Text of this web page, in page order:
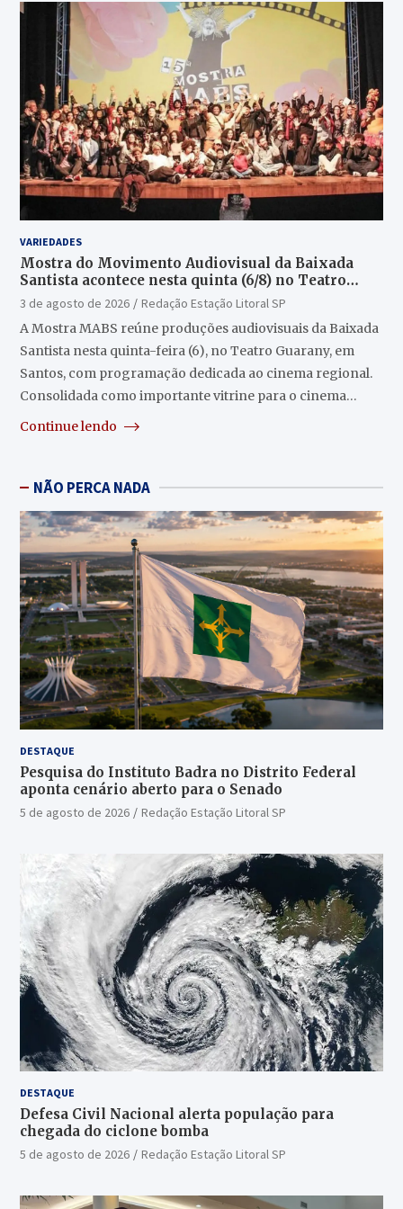
VARIEDADES
Mostra do Movimento Audiovisual da Baixada
Santista acontece nesta quinta (6/8) no Teatro
Guarany
3 de agosto de 2026
Redação Estação Litoral SP
A Mostra MABS reúne produções audiovisuais da Baixada
Santista nesta quinta-feira (6), no Teatro Guarany, em
Santos, com programação dedicada ao cinema regional.
Consolidada como importante vitrine para o cinema…
Continue lendo
NÃO PERCA NADA
DESTAQUE
Pesquisa do Instituto Badra no Distrito Federal
aponta cenário aberto para o Senado
5 de agosto de 2026 Redação Estação Litoral SP
DESTAQUE
Defesa Civil Nacional alerta população para
chegada do ciclone bomba
5 de agosto de 2026 Redação Estação Litoral SP